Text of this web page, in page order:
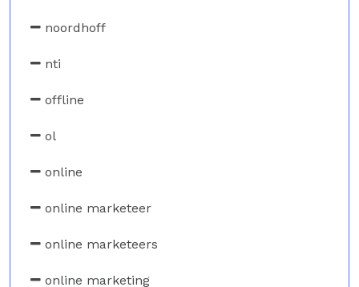
noordhoff
nti
offline
ol
online
online marketeer
online marketeers
online marketing